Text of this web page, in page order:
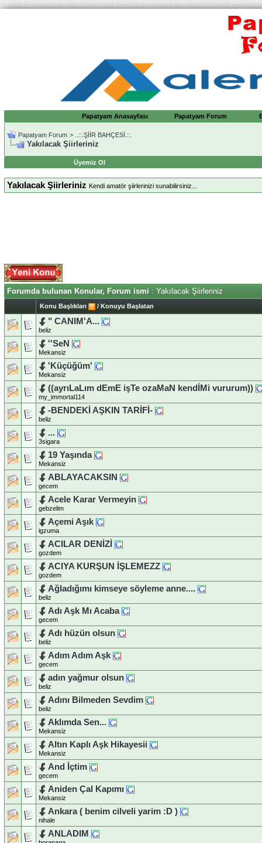
Papatyam Anasayfası Papatyam Forum
Papatyam Forum > ..::.ŞİİR BAHÇESİ.::.
Yakılacak Şiirleriniz
Üyemiz Ol
Yakılacak Şiirleriniz Kendi amatör şiirlerinizi sunabilirsiniz...
Forumda bulunan Konular, Forum ismi : Yakılacak Şiirleriniz
Konu Başlıkları / Konuyu Başlatan
" CANIM'A...
beliz
''SeN
Mekansiz
'Küçüğüm'
Mekansiz
((ayrıLaLım dEmE işTe ozaMaN kendİMi vururum))
my_immortal114
-BENDEKİ AŞKIN TARİFİ-
beliz
...
3sigara
19 Yaşında
Mekansiz
ABLAYACAKSIN
gecem
Acele Karar Vermeyin
gebzelim
Açemi Aşık
igzuma
ACILAR DENİZİ
gozdem
ACIYA KURŞUN İŞLEMEZZ
gozdem
Ağladığımı kimseye söyleme anne....
beliz
Adı Aşk Mı Acaba
gecem
Adı hüzün olsun
beliz
Adım Adım Aşk
gecem
adın yağmur olsun
beliz
Adını Bilmeden Sevdim
beliz
Aklımda Sen...
Mekansiz
Altın Kaplı Aşk Hikayesii
Mekansiz
And İçtim
gecem
Aniden Çal Kapımı
Mekansiz
Ankara ( benim cilveli yarim :D )
nihale
ANLADIM